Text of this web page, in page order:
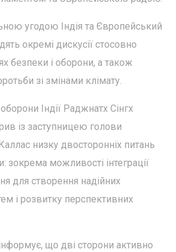
угодою Індія та Європейський
окремі дискусії стосовно
безпеки і оборони, а також
зі змінами клімату.
Індії Раджнатх Сінгх
із заступницею голови
низку двосторонніх питань
зокрема можливості інтеграції
для створення надійних
і розвитку перспективних
що дві сторони активно